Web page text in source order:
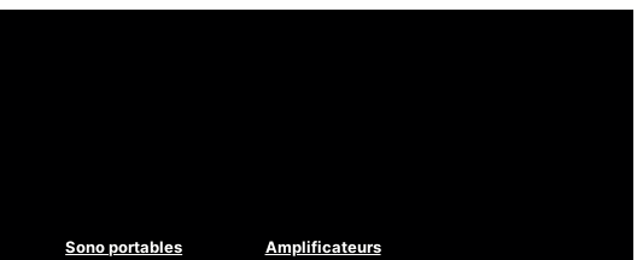
Sono portables Amplificateurs